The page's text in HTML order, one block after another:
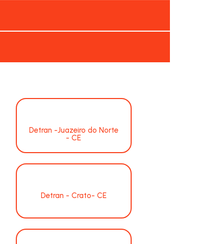
Detran -Juazeiro do Norte
- CE
Detran - Crato- CE